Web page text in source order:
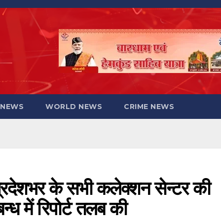
WORLD NEWS CRIME NEWS
के सभी कलेक्शन सेन्टर की
में रिपोर्ट तलब की